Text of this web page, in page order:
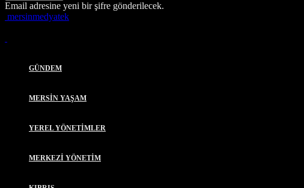
Email adresine yeni bir şifre gönderilecek.
mersinmedyatek
GÜNDEM
MERSİN YAŞAM
YEREL YÖNETİMLER
MERKEZİ YÖNETİM